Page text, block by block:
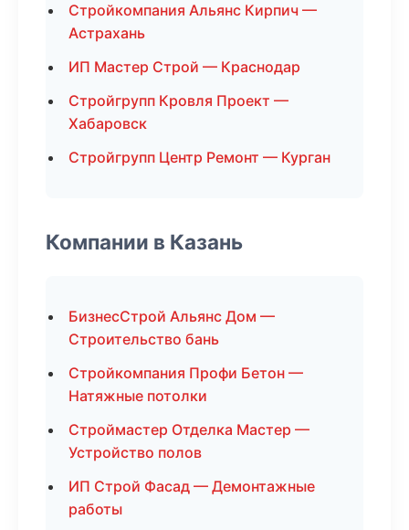
Стройкомпания Альянс Кирпич —
Астрахань
ИП Мастер Строй — Краснодар
Стройгрупп Кровля Проект —
Хабаровск
Стройгрупп Центр Ремонт — Курган
Компании в Казань
БизнесСтрой Альянс Дом —
Строительство бань
Стройкомпания Профи Бетон —
Натяжные потолки
Строймастер Отделка Мастер —
Устройство полов
ИП Строй Фасад — Демонтажные
работы